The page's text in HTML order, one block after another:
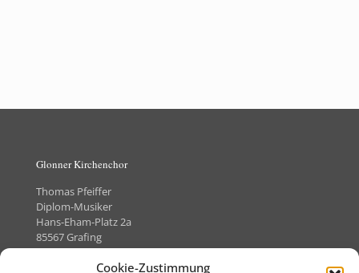
Cookie-Zustimmung
Glonner Kirchenchor
Thomas Pfeiffer
Diplom-Musiker
Hans-Eham-Platz 2a
85567 Grafing
Telefon +49 (0)8092-8505373